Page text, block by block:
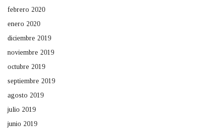
febrero 2020
enero 2020
diciembre 2019
noviembre 2019
octubre 2019
septiembre 2019
agosto 2019
julio 2019
junio 2019